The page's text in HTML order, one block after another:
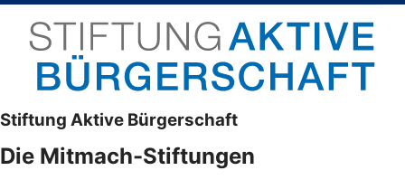
Stiftung Aktive Bürgerschaft
Die Mitmach-Stiftungen